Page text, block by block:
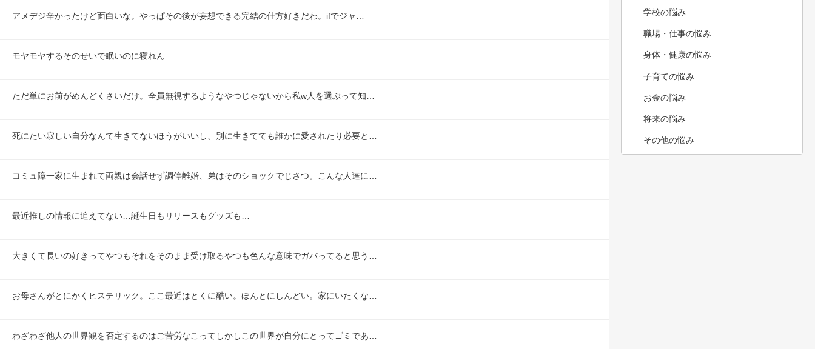
アメデジ辛かったけど面白いな。やっぱその後が妄想できる完結の仕方好きだわ。ifでジャ…
モヤモヤするそのせいで眠いのに寝れん
ただ単にお前がめんどくさいだけ。全員無視するようなやつじゃないから私w人を選ぶって知…
死にたい寂しい自分なんて生きてないほうがいいし、別に生きてても誰かに愛されたり必要と…
コミュ障一家に生まれて両親は会話せず調停離婚、弟はそのショックでじさつ。こんな人達に…
最近推しの情報に追えてない…誕生日もリリースもグッズも…
大きくて長いの好きってやつもそれをそのまま受け取るやつも色んな意味でガバってると思う…
お母さんがとにかくヒステリック。ここ最近はとくに酷い。ほんとにしんどい。家にいたくな…
わざわざ他人の世界観を否定するのはご苦労なこってしかしこの世界が自分にとってゴミであ…
学校の悩み
職場・仕事の悩み
身体・健康の悩み
子育ての悩み
お金の悩み
将来の悩み
その他の悩み